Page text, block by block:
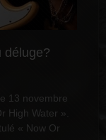
déluge?
13 novembre
High Water ».
« Now Or